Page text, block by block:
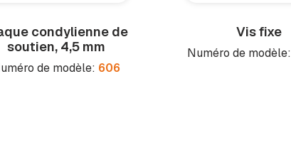
condylienne de
soutien, 4,5 mm
de modèle: 606
Vis fixe
Numéro de modèle: